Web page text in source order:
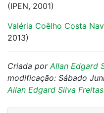
(IPEN, 2001)
Valéria Coêlho Costa
2013)
Criada por Allan Edgard
modificação: Sábado
Allan Edgard Silva Freitas